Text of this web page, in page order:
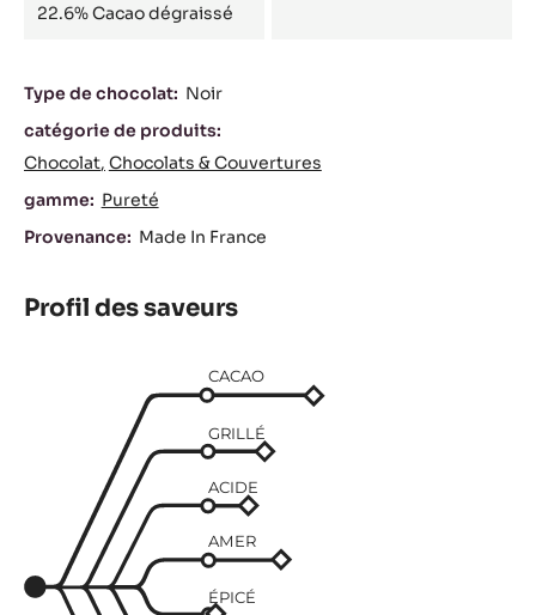
22.6%Cacao dégraissé
Caractéristiques
Type de chocolat: Noir
catégorie de produits:
Chocolat Chocolats & Couvertures
gamme: Pureté
Provenance: Made In France
Profil des saveurs
CACAO
GRILLÉ
ACIDE
AMER
ÉPICÉ